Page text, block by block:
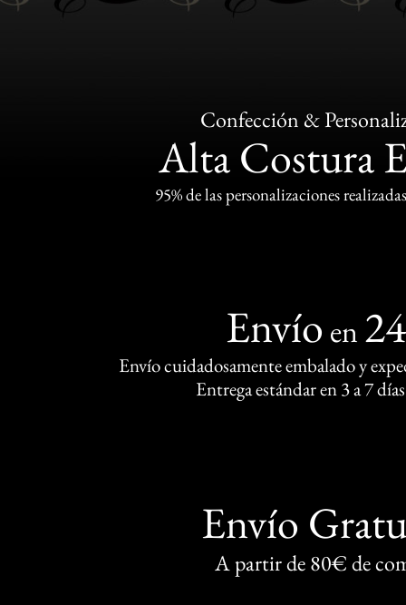
Confección &
Alta Costura
95% de las personalizaciones
Envío en
Envío cuidadosamente embalado y
Entrega estándar en 3 a 7
Envío
A partir de 80€ de